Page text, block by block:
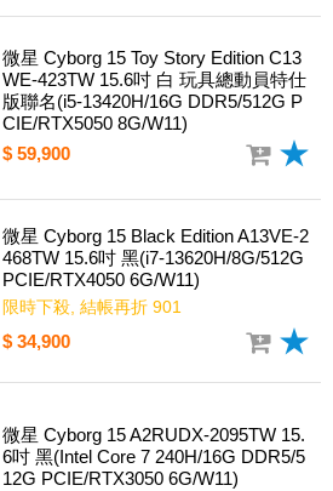
微星 Cyborg 15 Toy Story Edition C13
WE-423TW 15.6吋 白 玩具總動員特仕
版聯名(i5-13420H/16G DDR5/512G P
CIE/RTX5050 8G/W11)
$ 59,900
微星 Cyborg 15 Black Edition A13VE-2
468TW 15.6吋 黑(i7-13620H/8G/512G
PCIE/RTX4050 6G/W11)
限時下殺, 結帳再折 901
$ 34,900
微星 Cyborg 15 A2RUDX-2095TW 15.
6吋 黑(Intel Core 7 240H/16G DDR5/5
12G PCIE/RTX3050 6G/W11)